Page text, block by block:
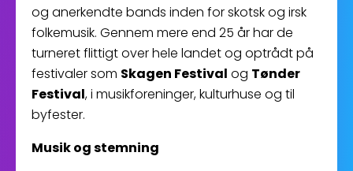
og anerkendte bands inden for skotsk og irsk
folkemusik. Gennem mere end 25 år har de
turneret flittigt over hele landet og optrådt på
festivaler som Skagen Festival og Tønder
Festival, i musikforeninger, kulturhuse og til
byfester.
Musik og stemning